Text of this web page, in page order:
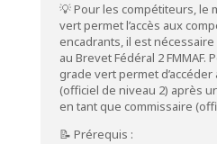
💡 Pour les compétiteurs, le
vert permet l’accès aux
encadrants, il est
au Brevet Fédéral 2 FMMAF.
grade vert permet
(officiel de niveau 2) après
en tant que commissaire
📝 Prérequis :